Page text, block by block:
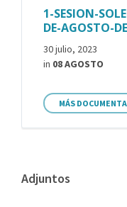
1-SESION-
DE-AGOSTO-
30 julio, 2023
in 08 AGOSTO
MÁS
Adjuntos